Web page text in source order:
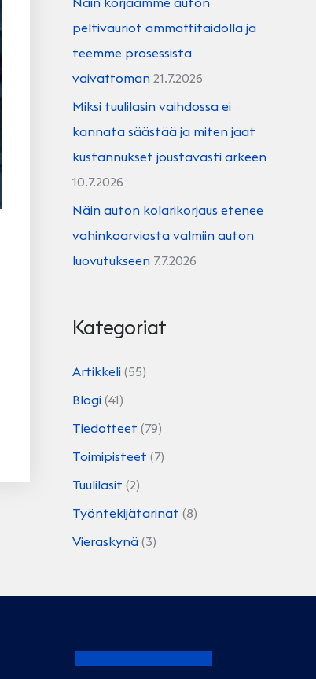
peltivauriot ammattitaidolla ja
teemme prosessista
vaivattoman 21.7.2026
Miksi tuulilasin vaihdossa ei
kannata säästää ja miten jaat
kustannukset joustavasti arkeen
10.7.2026
Näin auton kolarikorjaus etenee
vahinkoarviosta valmiin auton
luovutukseen 7.7.2026
Kategoriat
Artikkeli (55)
Blogi (41)
Tiedotteet (79)
Toimipisteet (7)
Tuulilasit (2)
Työntekijätarinat (8)
Vieraskynä (3)